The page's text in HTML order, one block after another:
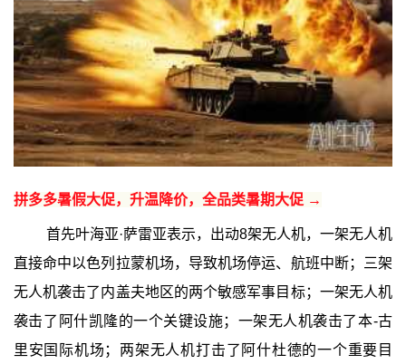
拼多多暑假大促，升温降价，全品类暑期大促 →
首先叶海亚·萨雷亚表示，出动8架无人机，一架无人机
直接命中以色列拉蒙机场，导致机场停运、航班中断；三架
无人机袭击了内盖夫地区的两个敏感军事目标；一架无人机
袭击了阿什凯隆的一个关键设施；一架无人机袭击了本-古
里安国际机场；两架无人机打击了阿什杜德的一个重要目